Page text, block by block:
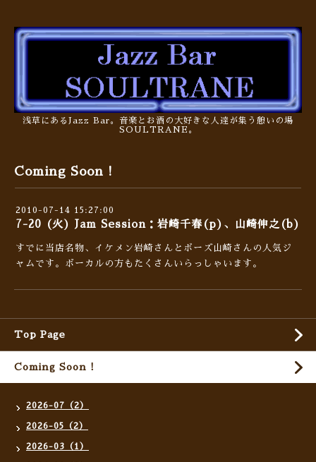
浅草にあるJazz Bar。音楽とお酒の大好きな人達が集う憩いの場
SOULTRANE。
Coming Soon !
2010-07-14 15:27:00
7-20 (火) Jam Session：岩崎千春(p)、山崎伸之(b)
すでに当店名物、イケメン岩崎さんとボーズ山崎さんの人気ジ
ャムです。ボーカルの方もたくさんいらっしゃいます。
Top Page
Coming Soon !
2026-07（2）
2026-05（2）
2026-03（1）